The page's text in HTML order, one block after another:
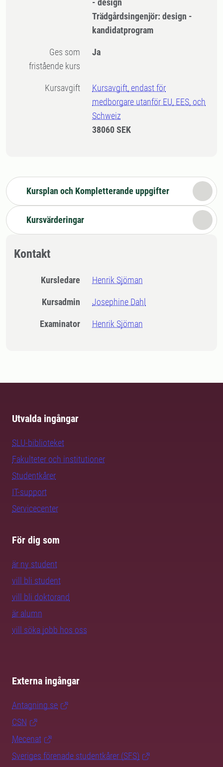
- design
Trädgårdsingenjör: design -
kandidatprogram
Ges som
fristående kurs
Ja
Kursavgift
Kursavgift, endast för
medborgare utanför EU, EES, och
Schweiz
38060 SEK
Kursplan och Kompletterande uppgifter
Kursvärderingar
Kontakt
Kursledare Henrik Sjöman
Kursadmin Josephine Dahl
Examinator Henrik Sjöman
Utvalda ingångar
SLU-biblioteket
Fakulteter och institutioner
Studentkårer
IT-support
Servicecenter
För dig som
är ny student
vill bli student
vill bli doktorand
är alumn
vill söka jobb hos oss
Externa ingångar
Antagning.se
CSN
Mecenat
Sveriges förenade studentkårer (SFS)